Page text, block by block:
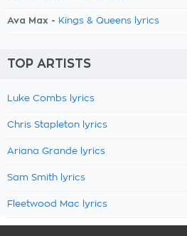
Ava Max - Kings & Queens lyrics
TOP ARTISTS
Luke Combs lyrics
Chris Stapleton lyrics
Ariana Grande lyrics
Sam Smith lyrics
Fleetwood Mac lyrics